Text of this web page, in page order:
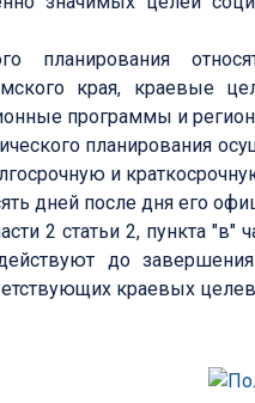
планирования
края, краевые
программы и
планирования
и
дней после дня его
2 статьи 2, пункта "в"
до
краевых